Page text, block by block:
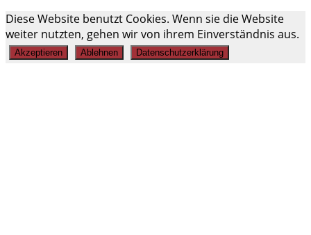
Scroll
Up
Diese Website benutzt Cookies. Wenn sie die Website
weiter nutzten, gehen wir von ihrem Einverständnis aus.
Akzeptieren Ablehnen Datenschutzerklärung